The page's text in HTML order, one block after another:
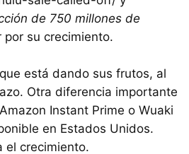
de 750 millones de
por su crecimiento.
está dando sus frutos, al
Otra diferencia importante
Instant Prime o Wuaki
en Estados Unidos.
el crecimiento.